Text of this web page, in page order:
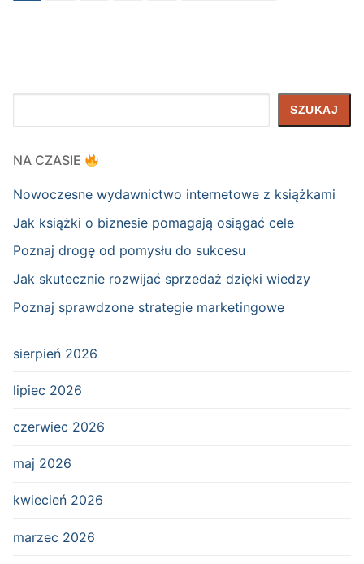
SZUKAJ
NA CZASIE
Nowoczesne wydawnictwo internetowe z książkami
Jak książki o biznesie pomagają osiągać cele
Poznaj drogę od pomysłu do sukcesu
Jak skutecznie rozwijać sprzedaż dzięki wiedzy
Poznaj sprawdzone strategie marketingowe
sierpień 2026
lipiec 2026
czerwiec 2026
maj 2026
kwiecień 2026
marzec 2026